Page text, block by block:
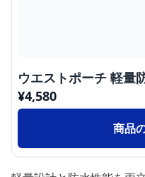
ウエストポーチ 軽量
¥4,580
商品